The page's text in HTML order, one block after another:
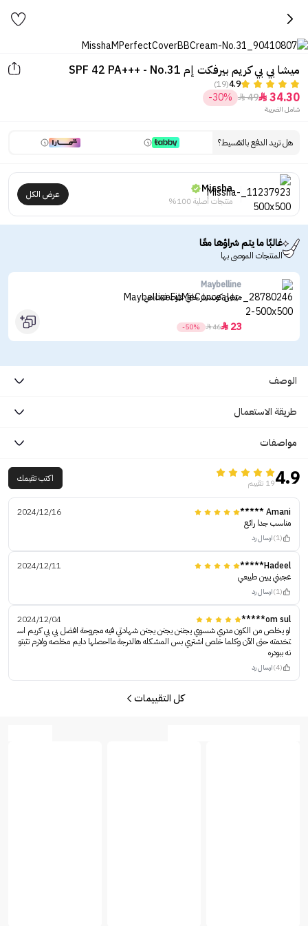
ميشا بي بي كريم بيرفكت إم SPF 42 PA+++ - No.31
4.9
(19)
34.30

49

-30%
شامل الضريبة
هل تريد الدفع بالتقسيط؟
Missha
منتجات أصلية 100%
عرض الكل
غالبًا ما يتم شراؤها معًا
المنتجات الموصى بها
Maybelline
ميبلين كونسيلر خافي عيوب فيت مي
23

46

-50%
الوصف
طريقة الاستعمال
مواصفات
4.919 تقييم اكتب تقيمك
Amani *****
2024/12/16
مناسب جدا رائع
(1) ارسال رد
Hadeel*****
2024/12/11
عجبني يبين طبيعي
(1) ارسال رد
om sul*****
2024/12/04
لو يخلص من الكون مدري شسوي يجننن يجنن يجنن شهادتي فيه مجروحة افضل بي بي كريم اس
تخدمته حتى الآن وكلما خلص اشتري بس المشكله هالدرجة مااحصلها دايم مخلصه ولارم تثبتو
نه ببودره
(4) ارسال رد
كل التقييمات